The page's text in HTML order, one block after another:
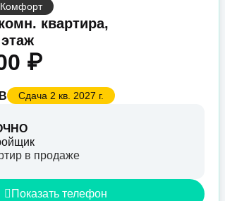
квартира,
₽
Комфорт
Сдача 2 кв. 2027 г.
в продаже
Показать телефон